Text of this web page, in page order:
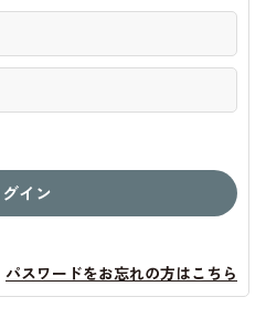
パスワードをお忘れの方はこちら